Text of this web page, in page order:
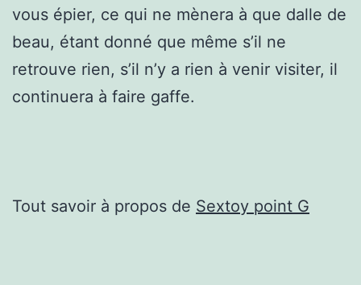
vous épier, ce qui ne mènera à que dalle de
beau, étant donné que même s’il ne
retrouve rien, s’il n’y a rien à venir visiter, il
continuera à faire gaffe.
Tout savoir à propos de Sextoy point G